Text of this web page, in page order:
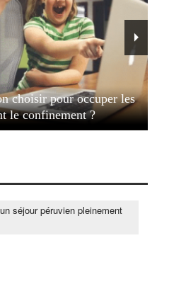
choisir pour occuper les
le confinement ?